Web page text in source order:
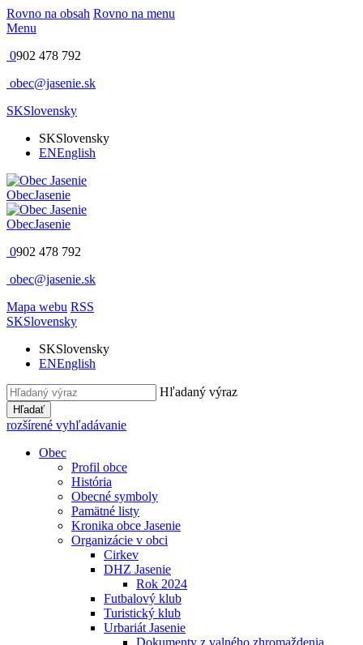
Rovno na obsah Rovno na menu
Menu
0902 478 792
obec@jasenie.sk
SKSlovensky
SKSlovensky
ENEnglish
ObecJasenie
ObecJasenie
0902 478 792
obec@jasenie.sk
Mapa webu RSS
SKSlovensky
SKSlovensky
ENEnglish
Hľadaný výraz
Hľadať
rozšírené vyhľadávanie
Obec
Profil obce
História
Obecné symboly
Pamätné listy
Kronika obce Jasenie
Organizácie v obci
Cirkev
DHZ Jasenie
Rok 2024
Futbalový klub
Turistický klub
Urbariát Jasenie
Dokumenty z valného zhromaždenia